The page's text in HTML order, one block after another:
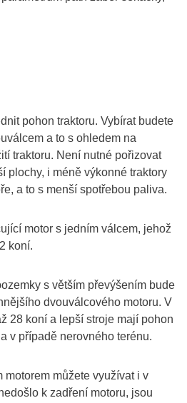
pohon traktoru. Vybírat budete
a to s ohledem na
traktoru. Není nutné pořizovat
plochy, i méně výkonné traktory
a to s menší spotřebou paliva.
motor s jedním válcem, jehož
koní.
s větším převýšením bude
dvouválcového motoru. V
28 koní a lepší stroje mají pohon
v případě nerovného terénu.
motorem můžete využívat i v
k zadření motoru, jsou